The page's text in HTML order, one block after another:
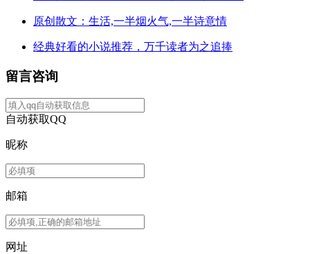
原创散文：生活,一半烟火气,一半诗意情
经典好看的小说推荐，万千读者为之追捧
留言咨询
自动获取QQ
昵称
邮箱
网址